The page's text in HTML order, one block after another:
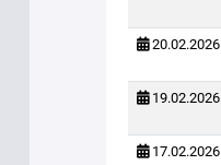
20.02.2026
19.02.2026
17.02.2026